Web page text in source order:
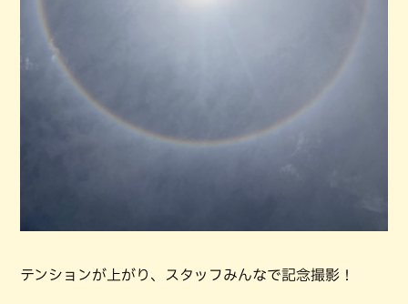
テンションが上がり、スタッフみんなで記念撮影！